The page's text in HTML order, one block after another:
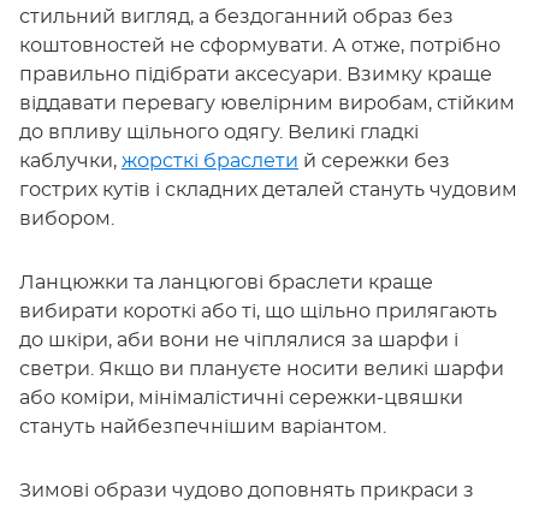
стильний вигляд, а бездоганний образ без
коштовностей не сформувати. А отже, потрібно
правильно підібрати аксесуари. Взимку краще
віддавати перевагу ювелірним виробам, стійким
до впливу щільного одягу. Великі гладкі
каблучки, жорсткі браслети й сережки без
гострих кутів і складних деталей стануть чудовим
вибором.
Ланцюжки та ланцюгові браслети краще
вибирати короткі або ті, що щільно прилягають
до шкіри, аби вони не чіплялися за шарфи і
светри. Якщо ви плануєте носити великі шарфи
або коміри, мінімалістичні сережки-цвяшки
стануть найбезпечнішим варіантом.
Зимові образи чудово доповнять прикраси з